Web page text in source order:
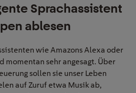
Sprachassistent
ablesen
wie Amazons Alexa oder
momentan sehr angesagt. Über
sollen sie unser Leben
auf Zuruf etwa Musik ab,